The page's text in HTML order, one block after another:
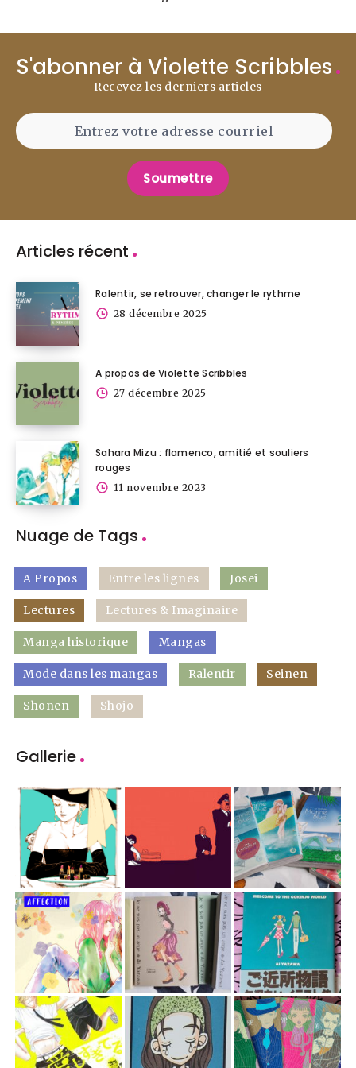
S'abonner à Violette Scribbles
Recevez les derniers articles
Soumettre
Articles récent
Ralentir, se retrouver, changer le rythme
28 décembre 2025
A propos de Violette Scribbles
27 décembre 2025
Sahara Mizu : flamenco, amitié et souliers
rouges
11 novembre 2023
Nuage de Tags
A Propos Entre les lignes Josei
Lectures Lectures & Imaginaire
Manga historique Mangas
Mode dans les mangas Ralentir Seinen
Shonen Shōjo
Gallerie